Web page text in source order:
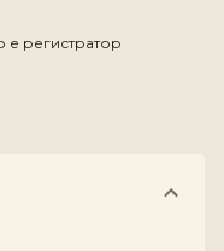
е регистратор